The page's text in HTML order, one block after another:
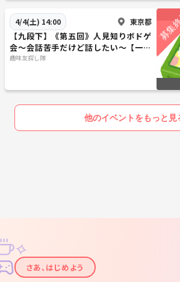
4/4(土) 14:00 東京都
【九段下】《第五回》人見知りボドゲ
会～会話苦手だけど話したい～【一人
参加・初心者大歓迎】
趣味友探し隊
他のイベントをもっと見
✦
✧
さあ、はじめよう